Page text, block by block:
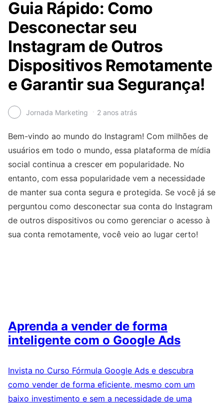
Guia Rápido: Como
Desconectar seu
Instagram de Outros
Dispositivos Remotamente
e Garantir sua Segurança!
Jornada Marketing 2 anos atrás
Bem-vindo ao mundo do Instagram! Com milhões de
usuários em todo o mundo, essa plataforma de mídia
social continua a crescer em popularidade. No
entanto, com essa popularidade vem a necessidade
de manter sua conta segura e protegida. Se você já se
perguntou como desconectar sua conta do Instagram
de outros dispositivos ou como gerenciar o acesso à
sua conta remotamente, você veio ao lugar certo!
Aprenda a vender de forma
inteligente com o Google Ads
Invista no Curso Fórmula Google Ads e descubra
como vender de forma eficiente, mesmo com um
baixo investimento e sem a necessidade de uma